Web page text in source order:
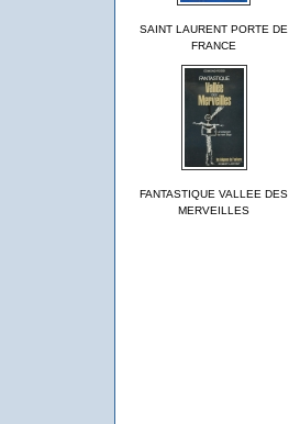
SAINT LAURENT PORTE DE
FRANCE
FANTASTIQUE VALLEE DES
MERVEILLES